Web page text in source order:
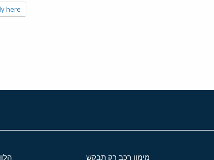
here.
מימון רכב רק תבקש